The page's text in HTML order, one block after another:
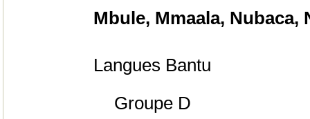
Mbule, Mmaala, Nubaca,
Langues Bantu
Groupe D